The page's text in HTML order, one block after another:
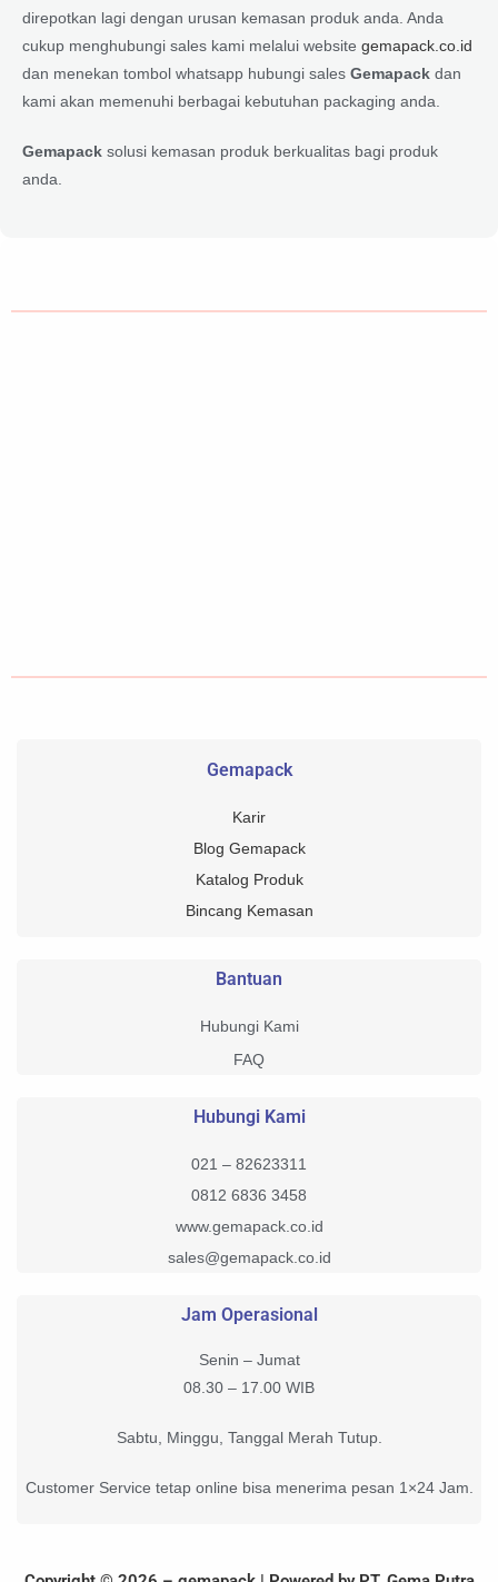
direpotkan lagi dengan urusan kemasan produk anda. Anda
cukup menghubungi sales kami melalui website gemapack.co.id
dan menekan tombol whatsapp hubungi sales Gemapack dan
kami akan memenuhi berbagai kebutuhan packaging anda.
Gemapack solusi kemasan produk berkualitas bagi produk
anda.
Gemapack
Karir
Blog Gemapack
Katalog Produk
Bincang Kemasan
Bantuan
Hubungi Kami
FAQ
Hubungi Kami
021 – 82623311
0812 6836 3458
www.gemapack.co.id
sales@gemapack.co.id
Jam Operasional
Senin – Jumat
08.30 – 17.00 WIB
Sabtu, Minggu, Tanggal Merah Tutup.
Customer Service tetap online bisa menerima pesan 1×24 Jam.